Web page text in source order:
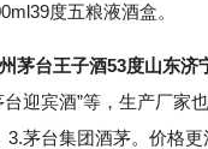
度五粮液酒盒。
茅台王子酒53度山东济
宾酒”等，生产厂家也
3.茅台集团酒茅。价格